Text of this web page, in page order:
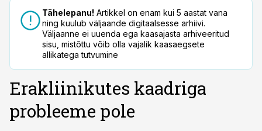
Tähelepanu! Artikkel on enam kui 5 aastat vana
ning kuulub väljaande digitaalsesse arhiivi.
Väljaanne ei uuenda ega kaasajasta arhiveeritud
sisu, mistõttu võib olla vajalik kaasaegsete
allikatega tutvumine
Erakliinikutes kaadriga
probleeme pole